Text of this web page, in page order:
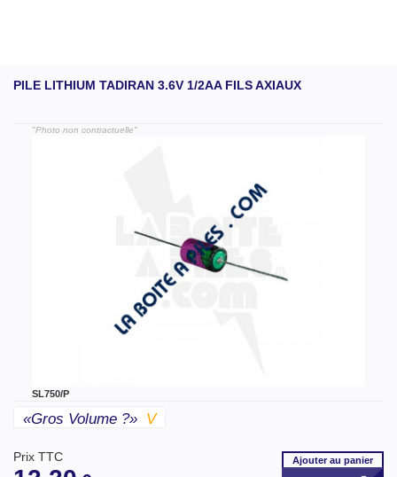
PILE LITHIUM TADIRAN 3.6V 1/2AA FILS AXIAUX
"Photo non contractuelle"
SL750/P
«gros Volume ?» V
Prix TTC Ajouterau panier